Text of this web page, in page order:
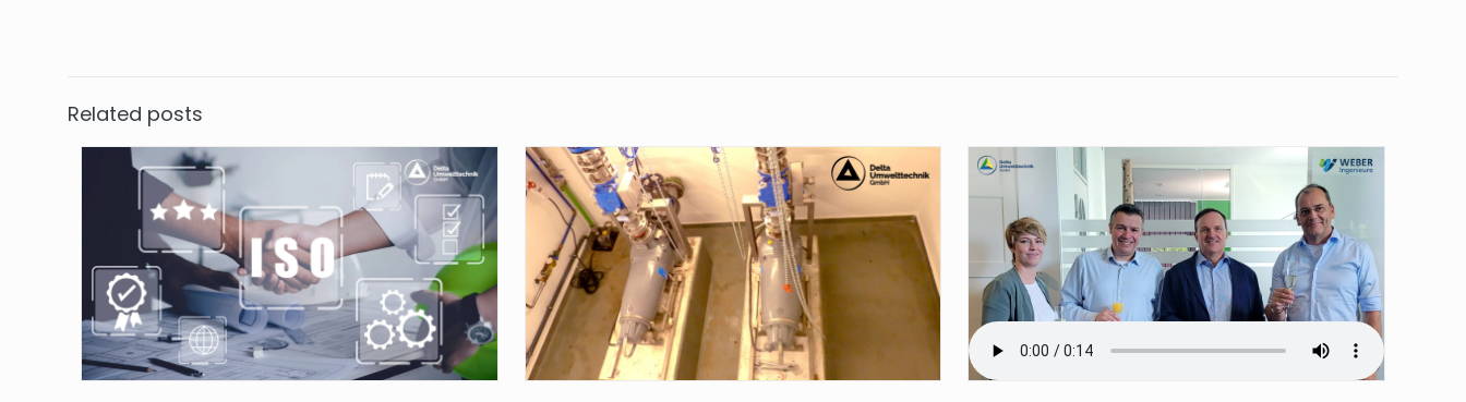
Related posts